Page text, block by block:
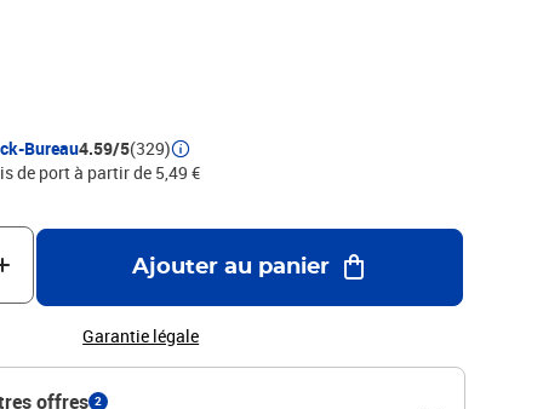
Bureau4.59/5(329)
de port à partir de 5,49 €
Ajouter au panier
Garantie légale
offres 2